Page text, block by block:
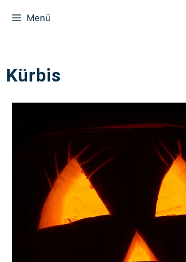
Menü
Kürbis